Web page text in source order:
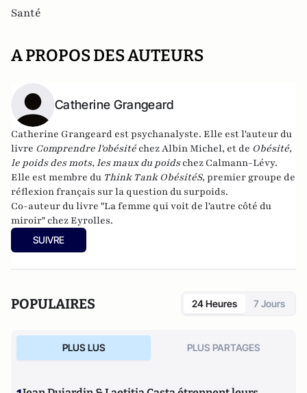
Santé
A PROPOS DES AUTEURS
Catherine Grangeard
Catherine Grangeard est psychanalyste. Elle est l'auteur du
livre Comprendre l'obésitéchez Albin Michel, et de Obésité,
le poids des mots, les maux du poids chez Calmann-Lévy.
Elle est membre du Think Tank ObésitéS, premier groupe de
réflexion français sur la question du surpoids.
Co-auteur du livre "La femme qui voit de l'autre côté du
miroir" chez Eyrolles.
SUIVRE
POPULAIRES 24 Heures 7 Jours
PLUS LUS PLUS PARTAGES